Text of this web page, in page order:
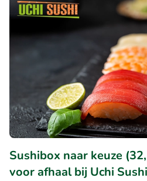
Sushibox naar keuze
voor afhaal bij Uchi